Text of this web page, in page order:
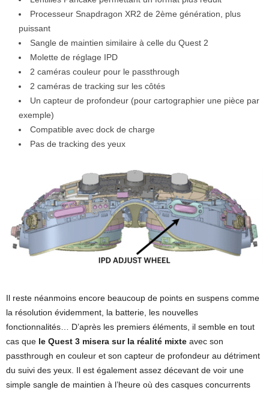
Processeur Snapdragon XR2 de 2ème génération, plus
puissant
Sangle de maintien similaire à celle du Quest 2
Molette de réglage IPD
2 caméras couleur pour le passthrough
2 caméras de tracking sur les côtés
Un capteur de profondeur (pour cartographier une pièce par
exemple)
Compatible avec dock de charge
Pas de tracking des yeux
Il reste néanmoins encore beaucoup de points en suspens comme
la résolution évidemment, la batterie, les nouvelles
fonctionnalités… D’après les premiers éléments, il semble en tout
cas que le Quest 3 misera sur la réalité mixte avec son
passthrough en couleur et son capteur de profondeur au détriment
du suivi des yeux. Il est également assez décevant de voir une
simple sangle de maintien à l’heure où des casques concurrents